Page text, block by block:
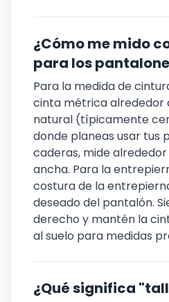
¿Cómo me mido
para los
Para la medida de
cinta métrica alrededor
natural (típicamente
donde planeas usar tus
caderas, mide
ancha. Para la
costura de la
deseado del pantalón.
derecho y mantén la
al suelo para medidas
¿Qué significa